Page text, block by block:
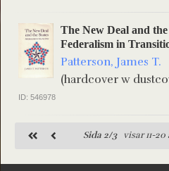
The New Deal and the
Federalism in
Patterson, James T.
(hardcover w
ID: 546978
Sida 2/3visar 11-20